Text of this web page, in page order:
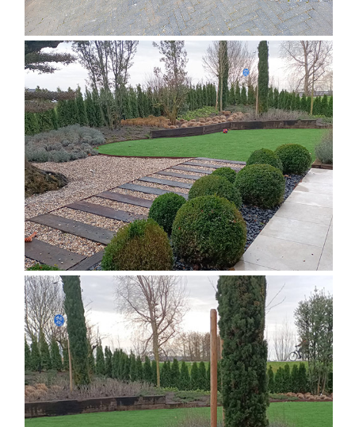
DISEÑO DE JARDÍN EXTERIOR
DISEÑO DE JARDÍN EXTERIOR